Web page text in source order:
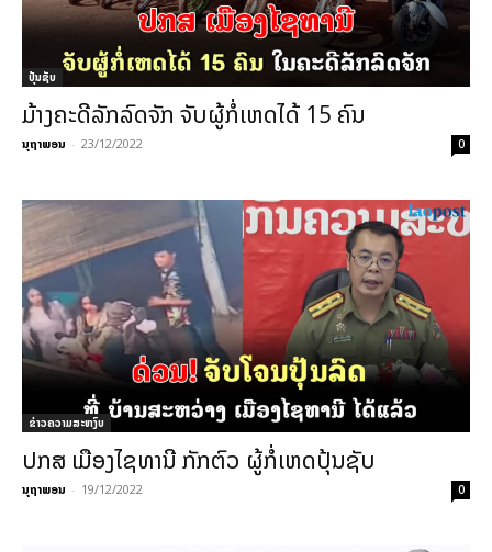
ປຸ້ນຊັບ
ມ້າງຄະດີລັກລົດຈັກ ຈັບຜູ້ກໍ່ເຫດໄດ້ 15 ຄົນ
ນຸຖາພອນ - 23/12/2022 0
ຂ່າວຄວາມສະຫງົບ
ປກສ ເມືອງໄຊທານີ ກັກຕົວ ຜູ້ກໍ່ເຫດປຸ້ນຊັບ
ນຸຖາພອນ - 19/12/2022 0